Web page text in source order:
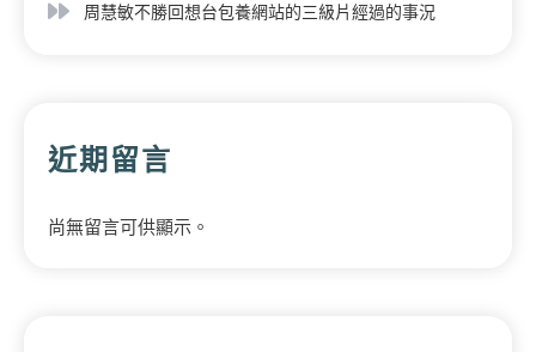
周慧敏不勝回想台包養網站的三級片經過的事況
近期留言
尚無留言可供顯示。